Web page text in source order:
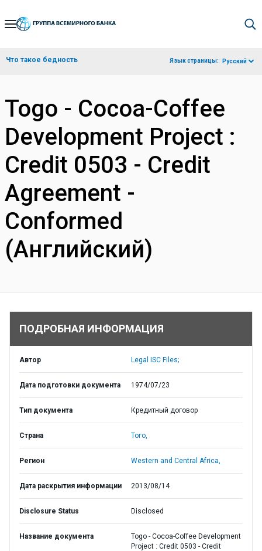
Skip
Navigation
Что такое бедность Язык страницы: Русский
Togo - Cocoa-Coffee
Development Project :
Credit 0503 - Credit
Agreement -
Conformed
(Английский)
ПОДРОБНАЯ ИНФОРМАЦИЯ
Автор Legal ISC Files;
Дата подготовки документа 1974/07/23
Тип документа Кредитный договор
Страна Того,
Регион Western and Central Africa,
Дата раскрытия информации 2013/08/14
Disclosure Status Disclosed
Название документа
Togo - Cocoa-Coffee Development
Project : Credit 0503 - Credit